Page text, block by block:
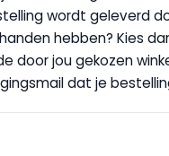
wordt geleverd
hebben? Kies
door jou gekozen
dat je